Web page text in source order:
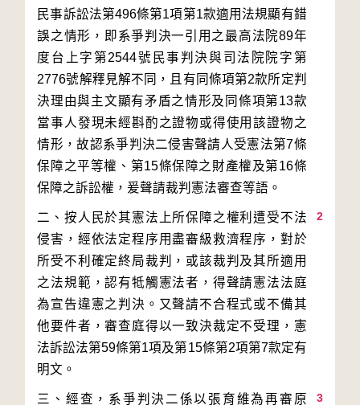
民事訴訟法第496條第1項第1款適用法規顯有錯
誤之情形，即系爭判決一引用之最高法院89年
度台上字第2544號民事判決與司法院院字第
2776號解釋見解不同，且有同條項第2款所定判
決理由與主文顯有矛盾之情形及同條項第13款
當事人發現未經斟酌之證物或得使用該證物之
情形，故認系爭判決二侵害聲請人受憲法第7條
保障之平等權、第15條保障之財產權及第16條
2
二、按人民於其憲法上所保障之權利遭受不法
侵害，經依法定程序用盡審級救濟程序，對於
所受不利確定終局裁判，或該裁判及其所適用
之法規範，認有牴觸憲法者，得聲請憲法法庭
為宣告違憲之判決。又聲請不合程式或不備其
他要件者，審查庭得以一致決裁定不受理，憲
法訴訟法第59條第1項及第15條第2項第7款定有
3
三、經查，系爭判決二係以張育維為再審原